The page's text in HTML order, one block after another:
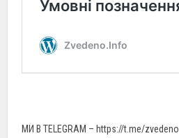
МИ В TELEGRAM – https://t.me/zvedeno